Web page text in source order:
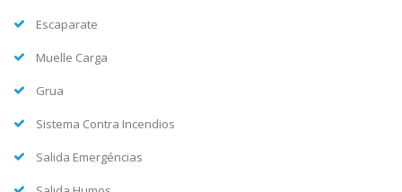
Escaparate
Muelle Carga
Grua
Sistema Contra Incendios
Salida Emergéncias